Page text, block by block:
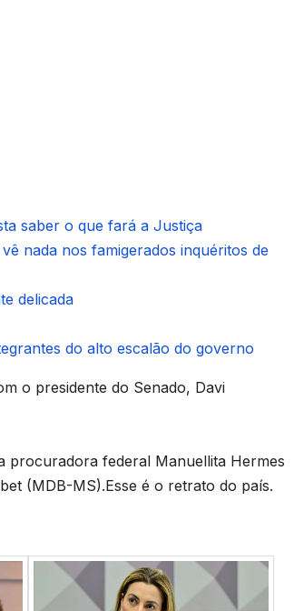
saber o que fará a Justiça
nada nos famigerados inquéritos de
delicada
do alto escalão do governo
o presidente do Senado, Davi
procuradora federal Manuellita Hermes
(MDB-MS).Esse é o retrato do país.